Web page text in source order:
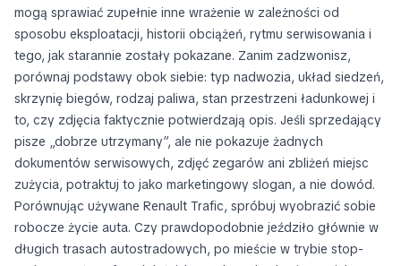
mogą sprawiać zupełnie inne wrażenie w zależności od
sposobu eksploatacji, historii obciążeń, rytmu serwisowania i
tego, jak starannie zostały pokazane. Zanim zadzwonisz,
porównaj podstawy obok siebie: typ nadwozia, układ siedzeń,
skrzynię biegów, rodzaj paliwa, stan przestrzeni ładunkowej i
to, czy zdjęcia faktycznie potwierdzają opis. Jeśli sprzedający
pisze „dobrze utrzymany”, ale nie pokazuje żadnych
dokumentów serwisowych, zdjęć zegarów ani zbliżeń miejsc
zużycia, potraktuj to jako marketingowy slogan, a nie dowód.
Porównując używane Renault Trafic, spróbuj wyobrazić sobie
robocze życie auta. Czy prawdopodobnie jeździło głównie w
długich trasach autostradowych, po mieście w trybie stop-